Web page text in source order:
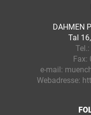
DAHMEN
Tal
Tel.:
Fax:
e-mail:
Webadresse: